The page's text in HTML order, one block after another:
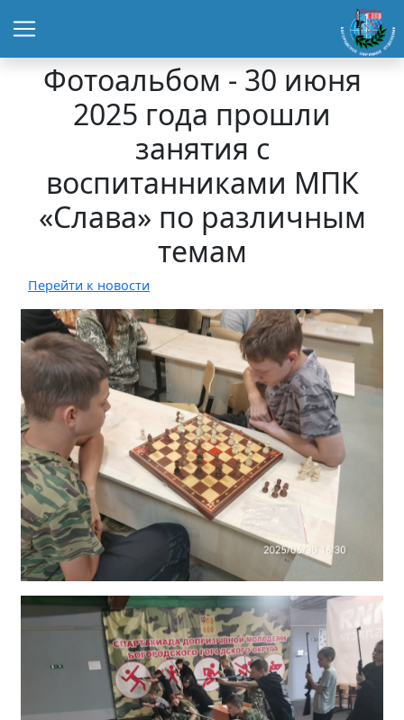
Фотоальбом - 30 июня
2025 года прошли
занятия с
воспитанниками МПК
«Слава» по различным
темам
Перейти к новости